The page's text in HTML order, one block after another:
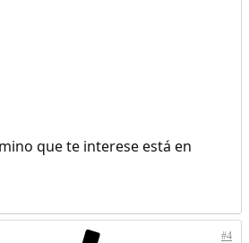
que te interese está en
#4